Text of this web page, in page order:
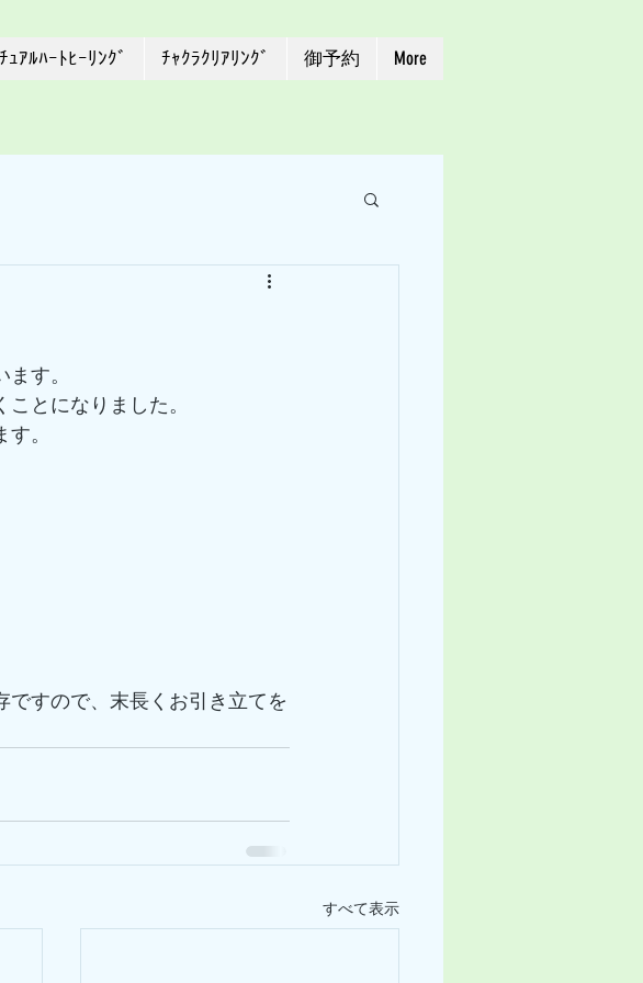
ｭｱﾙﾊｰﾄﾋｰﾘﾝｸﾞ ﾁｬｸﾗｸﾘｱﾘﾝｸﾞ 御予約 More
す。
とになりました。
。
すので、末長くお引き立てを
すべて表示